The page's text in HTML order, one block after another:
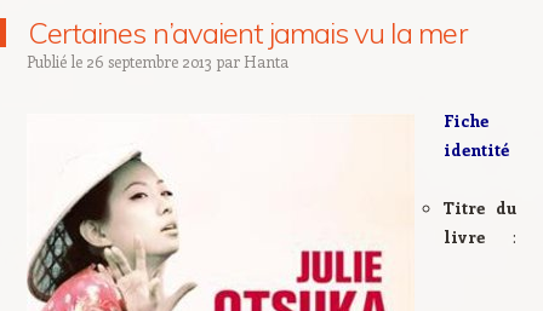
Certaines n’avaient jamais vu la mer
Publié le 26 septembre 2013 par Hanta
Fiche
identité
Titre du
livre: